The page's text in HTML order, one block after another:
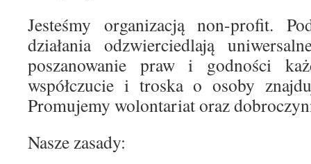
Jesteśmy organizacją non-profit.
działania odzwierciedlają
poszanowanie praw i godności
współczucie i troska o osoby
Promujemy wolontariat oraz
Nasze zasady: